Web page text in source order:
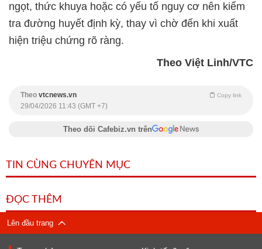
ngọt, thức khuya hoặc có yếu tố nguy cơ nên kiểm
tra đường huyết định kỳ, thay vì chờ đến khi xuất
hiện triệu chứng rõ ràng.
Theo Việt Linh/VTC
Theo vtcnews.vn Copy link
29/04/2026 11:43 (GMT +7)
Theo dõi Cafebiz.vn trên
TIN CÙNG CHUYÊN MỤC
ĐỌC THÊM
Lên đầu trang